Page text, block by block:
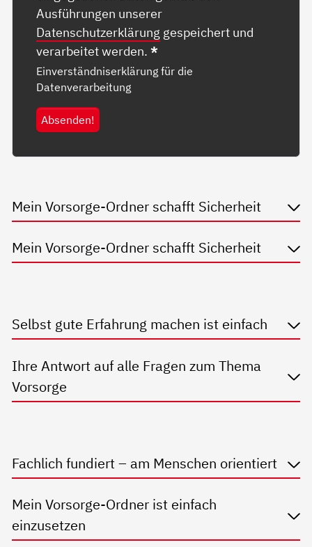
Ausführungen unserer
Datenschutzerklärung gespeichert und
verarbeitet werden.*
Einverständniserklärung für die
Datenverarbeitung
Absenden!
Mein Vorsorge-Ordner schafft Sicherheit
Mein Vorsorge-Ordner schafft Sicherheit
Selbst gute Erfahrung machen ist einfach
Ihre Antwort auf alle Fragen zum Thema
Vorsorge
Fachlich fundiert – am Menschen orientiert
Mein Vorsorge-Ordner ist einfach
einzusetzen